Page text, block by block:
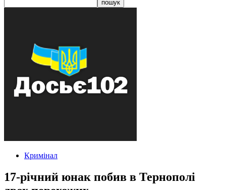
Кримінал
17-річний юнак побив в Тернополі